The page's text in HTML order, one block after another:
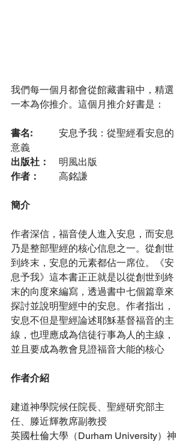
我們每一個月都會從館藏書籍中，精選
一本為你推介。這個月推介好書是：
書名:
意義
出版社：
	明風出版
作者：
	高銘謙
簡介
作者深信，福音使人進入安息，而安息
乃是整部聖經的核心信息之一。從創世
到終末，安息的元素都佔一席位。《安
息予我》這本書正正就是以從創世到終
末的向度來編寫，透過書中七個篇章來
探討並說明聖經中的安息。作者指出，
安息不但是聖經論述耶穌基督福音的主
線，也理應成為信徒行事為人的主線，
並且要成為教會見證福音大能的核心
作者介紹
建道神學院候任院長、聖經研究部主
任、滕近輝教席副教授
英國杜倫大學（Durham University）神